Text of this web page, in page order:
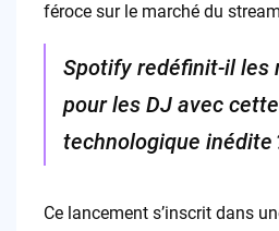
féroce sur le marché du
Spotify redéfinit-il les
pour les DJ avec
technologique inédite
Ce lancement s’inscrit dans